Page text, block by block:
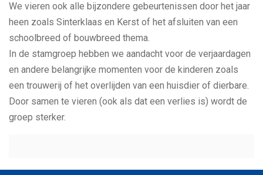
We vieren ook alle bijzondere gebeurtenissen door het jaar
heen zoals Sinterklaas en Kerst of het afsluiten van een
schoolbreed of bouwbreed thema.
In de stamgroep hebben we aandacht voor de verjaardagen
en andere belangrijke momenten voor de kinderen zoals
een trouwerij of het overlijden van een huisdier of dierbare.
Door samen te vieren (ook als dat een verlies is) wordt de
groep sterker.